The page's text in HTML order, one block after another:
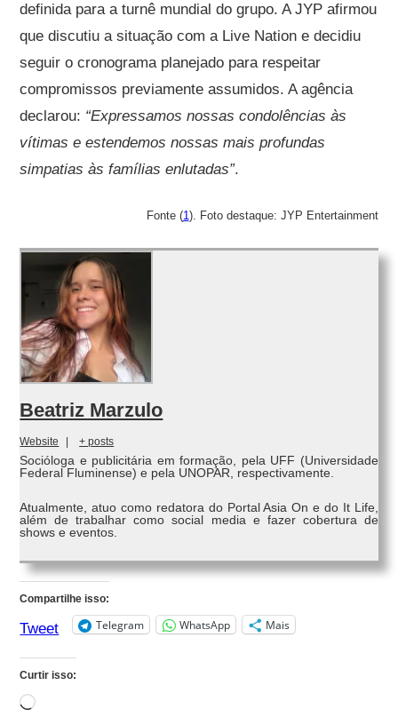
definida para a turnê mundial do grupo. A JYP afirmou
que discutiu a situação com a Live Nation e decidiu
seguir o cronograma planejado para respeitar
compromissos previamente assumidos. A agência
declarou: “Expressamos nossas condolências às
vítimas e estendemos nossas mais profundas
simpatias às famílias enlutadas”.
Fonte (1). Foto destaque: JYP Entertainment
Beatriz Marzulo
Website + posts
Socióloga e publicitária em formação, pela UFF (Universidade
Federal Fluminense) e pela UNOPAR, respectivamente.
Atualmente, atuo como redatora do Portal Asia On e do It Life,
além de trabalhar como social media e fazer cobertura de
shows e eventos.
Compartilhe isso:
Tweet Telegram WhatsApp Mais
Curtir isso:
Carregando...